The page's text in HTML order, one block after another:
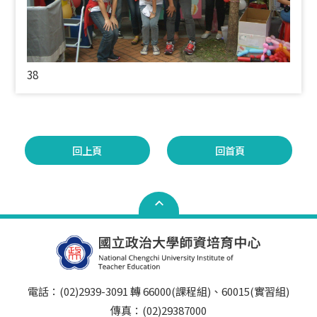
38
回上頁 回首頁
電話：(02)2939-3091 轉 66000(課程組)、60015(實習組)
傳真：(02)29387000